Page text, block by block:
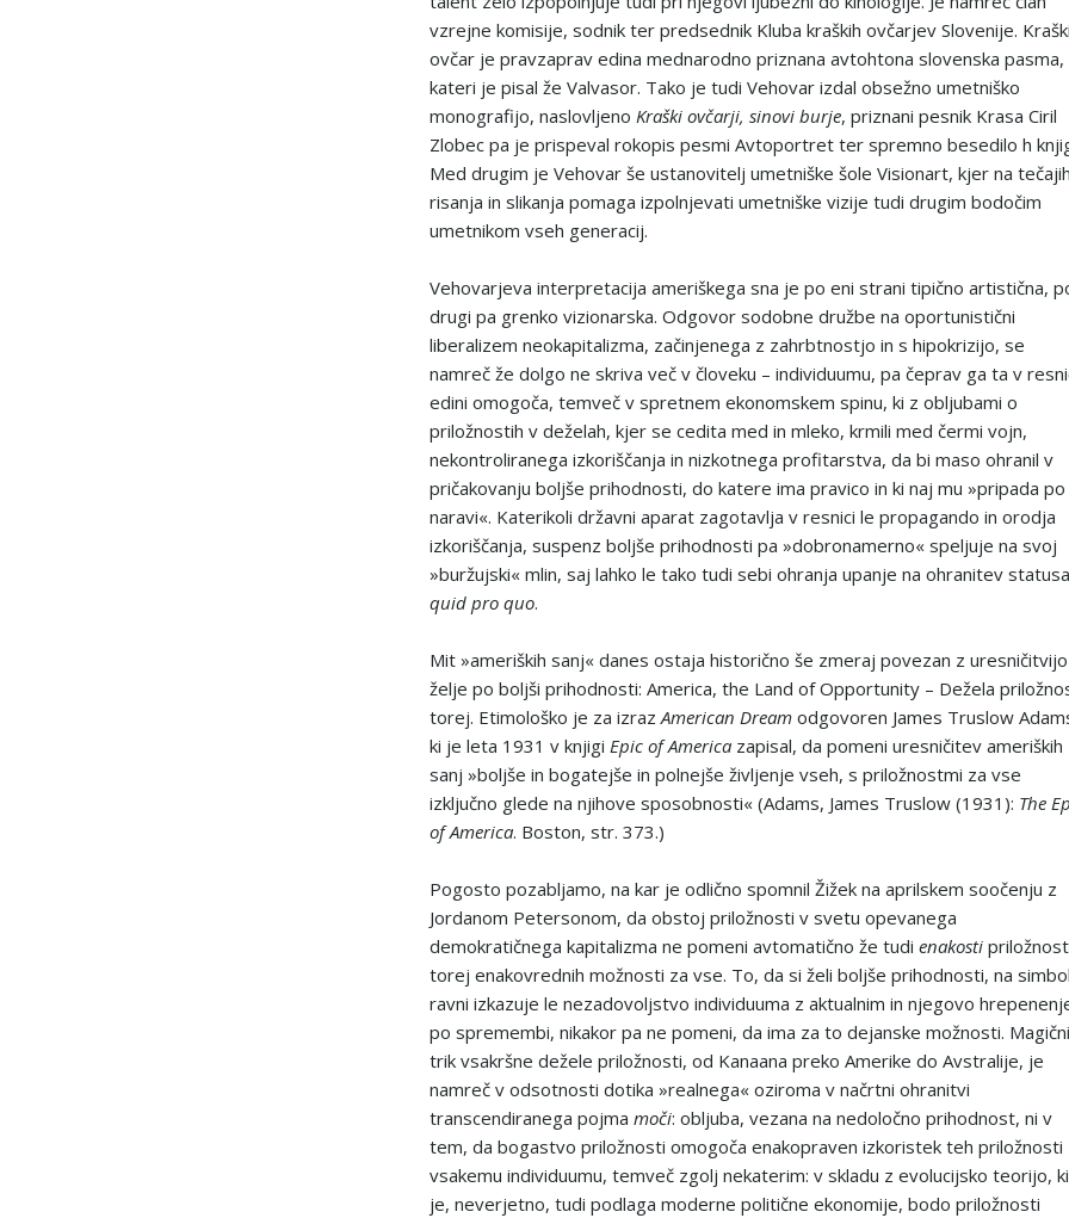
vzrejne komisije, sodnik ter predsednik Kluba kraških ovčarjev Slovenije. Kraški
ovčar je pravzaprav edina mednarodno priznana avtohtona slovenska pasma,
kateri je pisal že Valvasor. Tako je tudi Vehovar izdal obsežno umetniško
monografijo, naslovljeno Kraški ovčarji, sinovi burje, priznani pesnik Krasa Ciril
Zlobec pa je prispeval rokopis pesmi Avtoportret ter spremno besedilo h
Med drugim je Vehovar še ustanovitelj umetniške šole Visionart, kjer na tečajih
risanja in slikanja pomaga izpolnjevati umetniške vizije tudi drugim bodočim
umetnikom vseh generacij.
Vehovarjeva interpretacija ameriškega sna je po eni strani tipično artistična,
drugi pa grenko vizionarska. Odgovor sodobne družbe na oportunistični
liberalizem neokapitalizma, začinjenega z zahrbtnostjo in s hipokrizijo, se
namreč že dolgo ne skriva več v človeku – individuumu, pa čeprav ga ta v
edini omogoča, temveč v spretnem ekonomskem spinu, ki z obljubami o
priložnostih v deželah, kjer se cedita med in mleko, krmili med čermi vojn,
nekontroliranega izkoriščanja in nizkotnega profitarstva, da bi maso ohranil v
pričakovanju boljše prihodnosti, do katere ima pravico in ki naj mu »pripada po
naravi«. Katerikoli državni aparat zagotavlja v resnici le propagando in orodja
izkoriščanja, suspenz boljše prihodnosti pa »dobronamerno« speljuje na svoj
»buržujski« mlin, saj lahko le tako tudi sebi ohranja upanje na ohranitev statusa
quid pro quo.
Mit »ameriških sanj« danes ostaja historično še zmeraj povezan z uresničitvijo
želje po boljši prihodnosti: America, the Land of Opportunity – Dežela
torej. Etimološko je za izrazAmerican Dream odgovoren James Truslow
ki je leta 1931 v knjigi Epic of America zapisal, da pomeni uresničitev ameriških
sanj »boljše in bogatejše in polnejše življenje vseh, s priložnostmi za vse
izključno glede na njihove sposobnosti« (Adams, James Truslow (1931): The
of America. Boston, str. 373.)
Pogosto pozabljamo, na kar je odlično spomnil Žižek na aprilskem soočenju z
Jordanom Petersonom, da obstoj priložnosti v svetu opevanega
demokratičnega kapitalizma ne pomeni avtomatično že tudi enakosti
torej enakovrednih možnosti za vse. To, da si želi boljše prihodnosti, na
ravni izkazuje le nezadovoljstvo individuuma z aktualnim in njegovo
po spremembi, nikakor pa ne pomeni, da ima za to dejanske možnosti. Magični
trik vsakršne dežele priložnosti, od Kanaana preko Amerike do Avstralije, je
namreč v odsotnosti dotika »realnega« oziroma v načrtni ohranitvi
transcendiranega pojma moči: obljuba, vezana na nedoločno prihodnost, ni v
tem, da bogastvo priložnosti omogoča enakopraven izkoristek teh priložnosti
vsakemu individuumu, temveč zgolj nekaterim: v skladu z evolucijsko teorijo, ki
je, neverjetno, tudi podlaga moderne politične ekonomije, bodo priložnosti